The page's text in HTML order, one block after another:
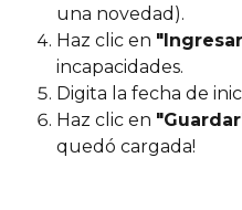
una novedad).
Haz clic en
incapacidades.
Digita la fecha de
Haz clic en
quedó cargada!